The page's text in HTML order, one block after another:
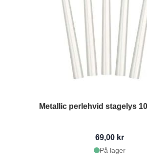
Metallic perlehvid stagelys
69,00 kr
På lager